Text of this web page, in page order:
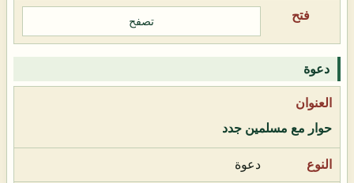
تصفح
دعوة
حوار مع مسلمين جدد
دعوة